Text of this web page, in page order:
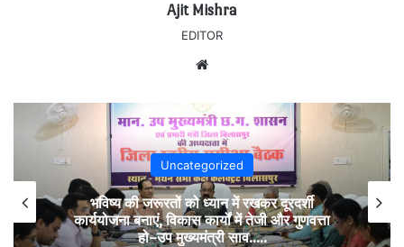
Ajit Mishra
EDITOR
Uncategorized
भविष्य की जरूरतों को ध्यान में रखकर दूरदर्शी
कार्ययोजना बनाएं, विकास कार्यों में तेजी और गुणवत्ता
हो–उप मुख्यमंत्री साव…..